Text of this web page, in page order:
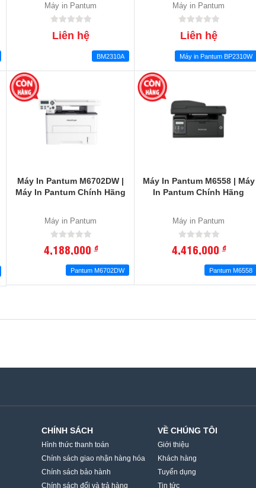
Máy in Pantum
Liên hệ
BM2310A
Máy in Pantum
Liên hệ
Máy in Pantum BP2310W
Máy In Pantum M6702DW |
Máy In Pantum Chính Hãng
Máy in Pantum
4,188,000đ
Pantum M6702DW
Máy In Pantum M6558 | Máy
In Pantum Chính Hãng
Máy in Pantum
4,416,000đ
Pantum M6558
CHÍNH SÁCH
Hình thức thanh toán
Chính sách giao nhận hàng hóa
Chính sách bảo hành
Chính sách đổi và trả hàng
VỀ CHÚNG TÔI
Giới thiệu
Khách hàng
Tuyển dụng
Tin tức